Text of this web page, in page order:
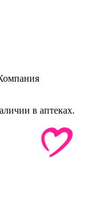
в аптеках.